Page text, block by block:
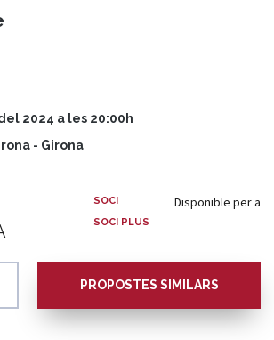
2024 a les 20:00h
- Girona
Disponible per a
SOCI
SOCI PLUS
PROPOSTES SIMILARS